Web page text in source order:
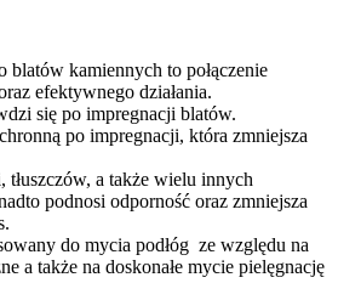
kamiennych to połączenie
efektywnego działania.
się po impregnacji blatów.
po impregnacji, która zmniejsza
tłuszczów, a także wielu innych
podnosi odporność oraz zmniejsza
do mycia podłóg ze względu na
a także na doskonałe mycie pielęgnację